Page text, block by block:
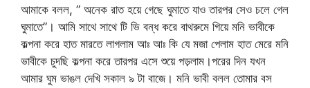
আমাকে বলল, ” অনেক রাত হয়ে গেছে ঘুমাতে যাও তারপর সেও চলে গেল
ঘুমাতে”। আমি সাথে সাথে টি ভি বন্ধ করে বাথরুমে গিয়ে মনি ভাবীকে
কল্পনা করে হাত মারতে লাগলাম আঃ আঃ কি যে মজা পেলাম হাত মেরে মনি
ভাবীকে চুদছি কল্পনা করে তারপর এসে শুয়ে পড়লাম।পরের দিন যখন
আমার ঘুম ভাঙল দেখি সকাল ৯ টা বাজে। মনি ভাবী বলল তোমার বস